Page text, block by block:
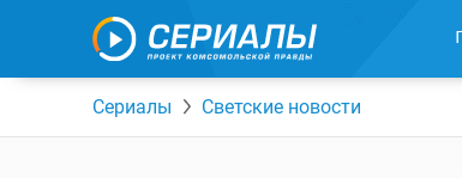
Сериалы Светские новости